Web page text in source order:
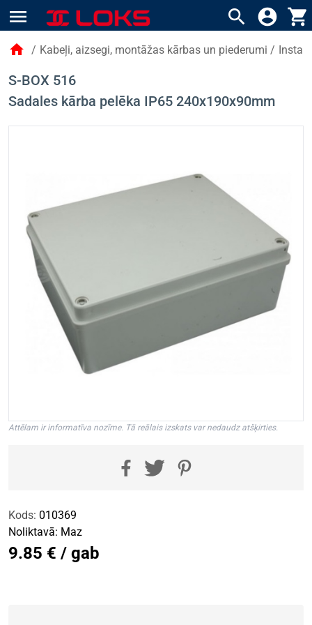
menu search account_circle shopping_cart
home / Kabeļi, aizsegi, montāžas kārbas un piederumi /
S-BOX 516
Sadales kārba pelēka IP65 240x190x90mm
Attēlam ir informatīva nozīme. Tā reālais izskats var nedaudz atšķirties.
Kods: 010369
Noliktavā: Maz
9.85 € / gab